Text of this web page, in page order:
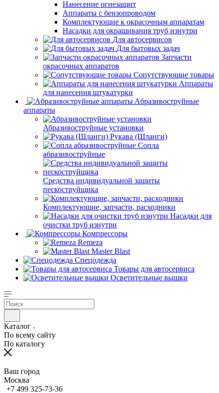
Нанесение огнезащит
Аппараты с бензопроводом
Комплектующие к окрасочным аппаратам
Насадки для окрашивания труб изнутри
Для автосервисов
Для бытовых задач
Запчасти
окрасочных аппаратов
Сопутствующие товары
Аппараты
для нанесения штукатурки
Aбразивоструйные
аппараты
Абразивоструйные установки
Рукава (Шланги)
Сопла
абразивоструйные
Средства индивидуальной защиты
пескоструйщика
Комплектующие, запчасти, расходники
Насадки для
очистки труб изнутри
Компрессоры
Remeza
Master Blast
Спецодежда
Товары для автосервиса
Осветительные вышки
Каталог
По всему сайту
По каталогу
Ваш город
Москва
+7 499 325-73-36